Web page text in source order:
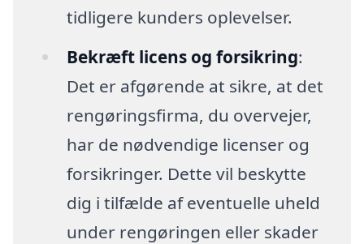
tidligere kunders oplevelser.
Bekræft licens og forsikring:
Det er afgørende at sikre, at det
rengøringsfirma, du overvejer,
har de nødvendige licenser og
forsikringer. Dette vil beskytte
dig i tilfælde af eventuelle uheld
under rengøringen eller skader